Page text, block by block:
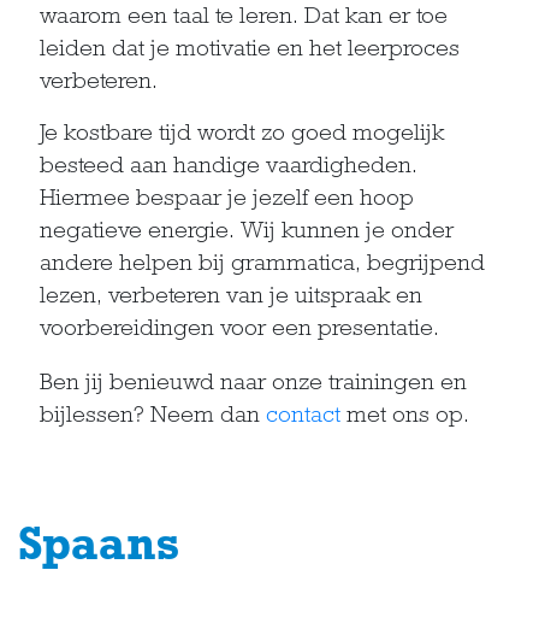
waarom een taal te leren. Dat kan er toe
leiden dat je motivatie en het leerproces
verbeteren.
Je kostbare tijd wordt zo goed mogelijk
besteed aan handige vaardigheden.
Hiermee bespaar je jezelf een hoop
negatieve energie. Wij kunnen je onder
andere helpen bij grammatica, begrijpend
lezen, verbeteren van je uitspraak en
voorbereidingen voor een presentatie.
Ben jij benieuwd naar onze trainingen en
bijlessen? Neem dan contact met ons op.
Spaans